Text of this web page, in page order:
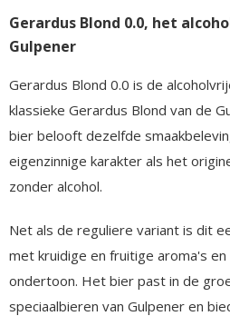
Gerardus Blond 0.0, het
Gulpener
Gerardus Blond 0.0 is de
klassieke Gerardus Blond van de
bier belooft dezelfde
eigenzinnige karakter als het
zonder alcohol.
Net als de reguliere variant is dit
met kruidige en fruitige aroma's
ondertoon. Het bier past in de
speciaalbieren van Gulpener en